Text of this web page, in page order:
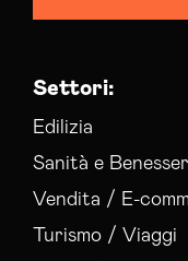
Settori:
Edilizia
Sanità e
Vendita / E-
Turismo / Viaggi